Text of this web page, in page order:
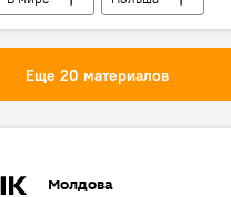
шторм
Еще 20 материалов
Молдова